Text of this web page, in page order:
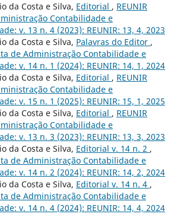
da Costa e Silva, Editorial , REUNIR
Contabilidade e
v. 13 n. 4 (2023): REUNIR: 13, 4, 2023
da Costa e Silva, Palavras do Editor ,
de Administração Contabilidade e
v. 14 n. 1 (2024): REUNIR: 14, 1, 2024
da Costa e Silva, Editorial , REUNIR
Contabilidade e
v. 15 n. 1 (2025): REUNIR: 15, 1, 2025
da Costa e Silva, Editorial , REUNIR
Contabilidade e
v. 13 n. 3 (2023): REUNIR: 13, 3, 2023
da Costa e Silva, Editorial v. 14 n. 2 ,
de Administração Contabilidade e
v. 14 n. 2 (2024): REUNIR: 14, 2, 2024
da Costa e Silva, Editorial v. 14 n. 4 ,
de Administração Contabilidade e
v. 14 n. 4 (2024): REUNIR: 14, 4, 2024